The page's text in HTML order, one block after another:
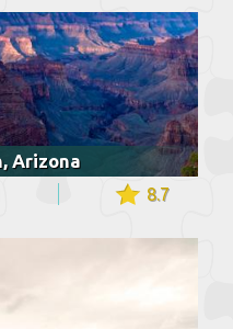
Arizona
8.7